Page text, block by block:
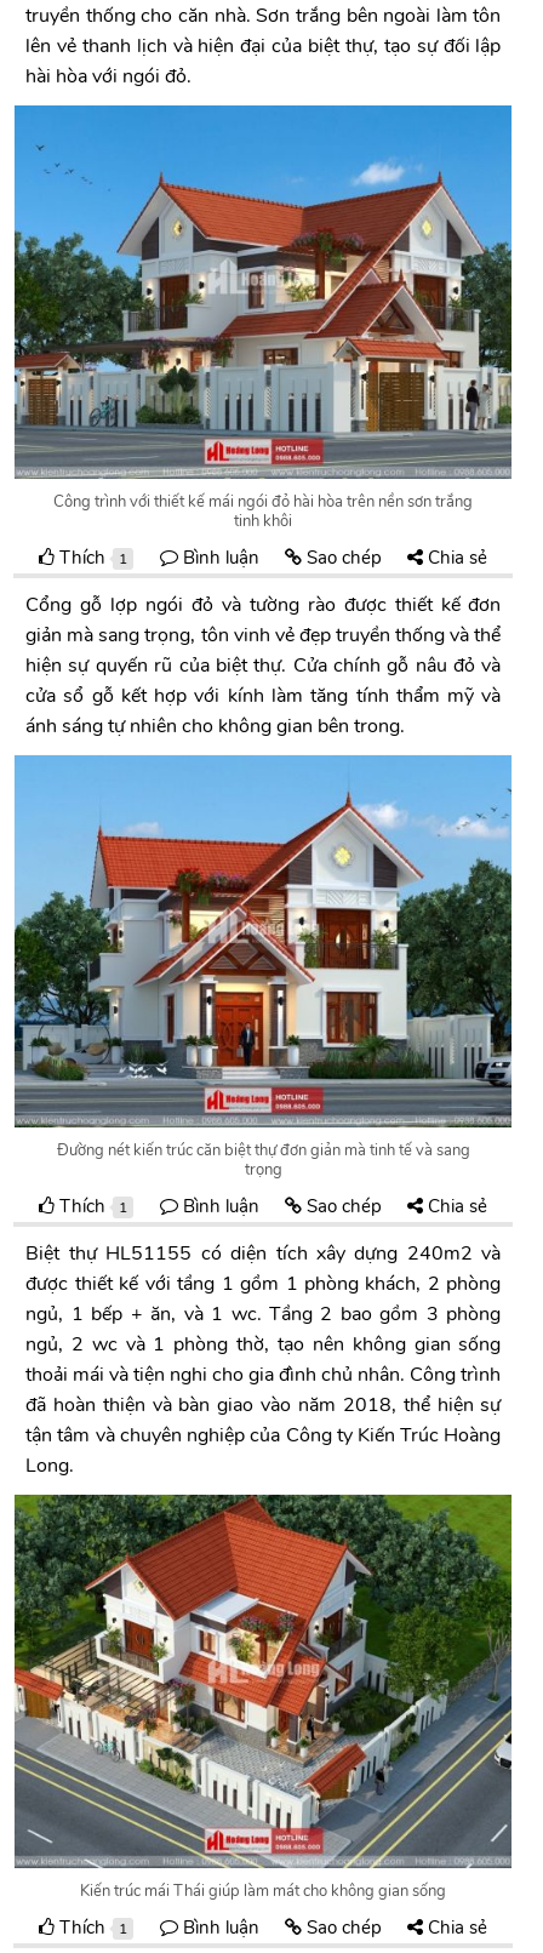
truyền thống cho căn nhà. Sơn trắng bên ngoài làm tôn
lên vẻ thanh lịch và hiện đại của biệt thự, tạo sự đối lập
hài hòa với ngói đỏ.
Công trình với thiết kế mái ngói đỏ hài hòa trên nền sơn trắng
tinh khôi
Thích 1 Bình luận Sao chép Chia sẻ
Cổng gỗ lợp ngói đỏ và tường rào được thiết kế đơn
giản mà sang trọng, tôn vinh vẻ đẹp truyền thống và thể
hiện sự quyến rũ của biệt thự. Cửa chính gỗ nâu đỏ và
cửa sổ gỗ kết hợp với kính làm tăng tính thẩm mỹ và
ánh sáng tự nhiên cho không gian bên trong.
Đường nét kiến trúc căn biệt thự đơn giản mà tinh tế và sang
trọng
Thích 1 Bình luận Sao chép Chia sẻ
Biệt thự HL51155 có diện tích xây dựng 240m2 và
được thiết kế với tầng 1 gồm 1 phòng khách, 2 phòng
ngủ, 1 bếp + ăn, và 1 wc. Tầng 2 bao gồm 3 phòng
ngủ, 2 wc và 1 phòng thờ, tạo nên không gian sống
thoải mái và tiện nghi cho gia đình chủ nhân. Công trình
đã hoàn thiện và bàn giao vào năm 2018, thể hiện sự
tận tâm và chuyên nghiệp của Công ty Kiến Trúc Hoàng
Long.
Kiến trúc mái Thái giúp làm mát cho không gian sống
Thích 1 Bình luận Sao chép Chia sẻ